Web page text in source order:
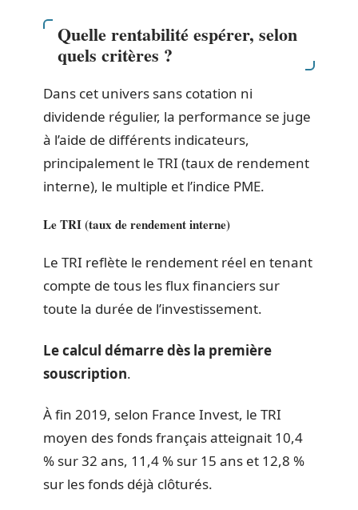
Quelle rentabilité espérer, selon
quels critères ?
Dans cet univers sans cotation ni
dividende régulier, la performance se juge
à l’aide de différents indicateurs,
principalement le TRI (taux de rendement
interne), le multiple et l’indice PME.
Le TRI (taux de rendement interne)
Le TRI reflète le rendement réel en tenant
compte de tous les flux financiers sur
toute la durée de l’investissement.
Le calcul démarre dès la première
souscription.
À fin 2019, selon France Invest, le TRI
moyen des fonds français atteignait 10,4
% sur 32 ans, 11,4 % sur 15 ans et 12,8 %
sur les fonds déjà clôturés.